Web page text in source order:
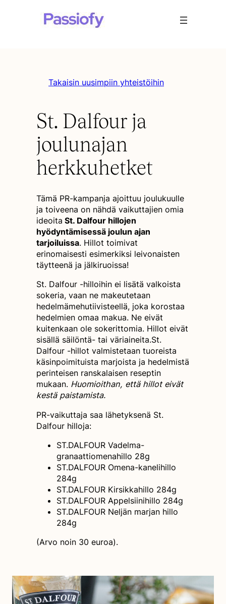
Takaisin uusimpiin yhteistöihin
St. Dalfour ja
joulunajan
herkkuhetket
Tämä PR-kampanja ajoittuu joulukuulle
ja toiveena on nähdä vaikuttajien omia
ideoita St. Dalfour hillojen
hyödyntämisessä joulun ajan
tarjoiluissa. Hillot toimivat
erinomaisesti esimerkiksi leivonaisten
täytteenä ja jälkiruoissa!
St. Dalfour -hilloihin ei lisätä valkoista
sokeria, vaan ne makeutetaan
hedelmämehutiivisteellä, joka korostaa
hedelmien omaa makua. Ne eivät
kuitenkaan ole sokerittomia. Hillot eivät
sisällä säilöntä- tai väriaineita.St.
Dalfour -hillot valmistetaan tuoreista
käsinpoimituista marjoista ja hedelmistä
perinteisen ranskalaisen reseptin
mukaan. Huomioithan, että hillot eivät
kestä paistamista.
PR-vaikuttaja saa lähetyksenä St.
Dalfour hilloja:
ST.DALFOUR Vadelma-
granaattiomenahillo 28g
ST.DALFOUR Omena-kanelihillo
284g
ST.DALFOUR Kirsikkahillo 284g
ST.DALFOUR Appelsiinihillo 284g
ST.DALFOUR Neljän marjan hillo
284g
(Arvo noin 30 euroa).